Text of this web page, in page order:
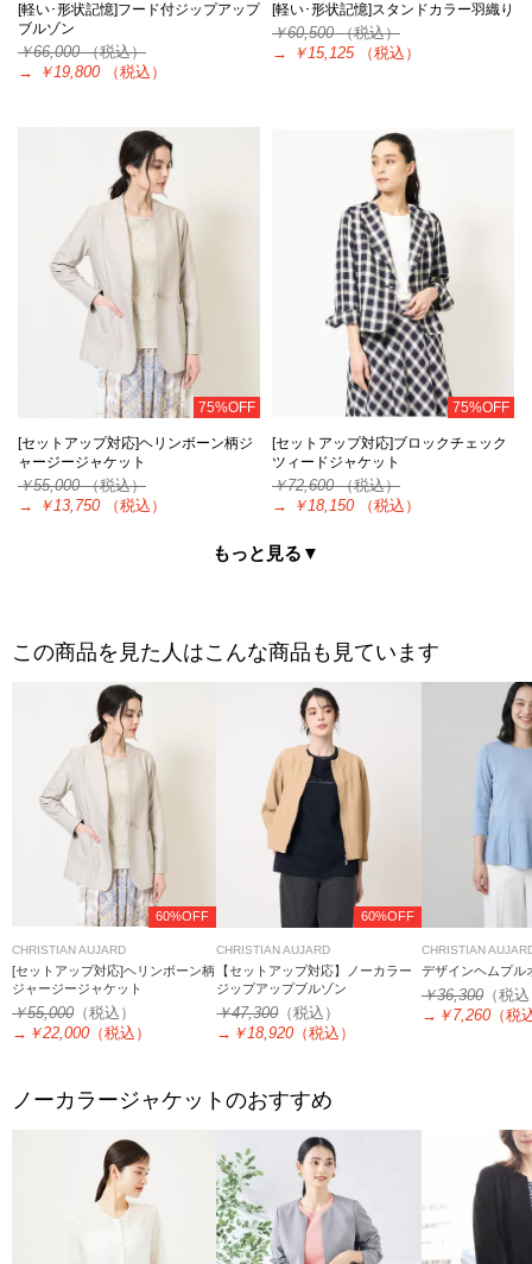
[軽い･形状記憶]フード付ジップアップ
ブルゾン
￥66,000（税込）
→
￥19,800 （税込）
[軽い･形状記憶]スタンドカラー羽織り
￥60,500（税込）
→
￥15,125 （税込）
75%OFF
[セットアップ対応]ヘリンボーン柄ジ
ャージージャケット
￥55,000（税込）
→
￥13,750 （税込）
75%OFF
[セットアップ対応]ブロックチェック
ツィードジャケット
￥72,600（税込）
→
￥18,150 （税込）
もっと見る▼
この商品を見た人はこんな商品も見ています
60%OFF
CHRISTIAN AUJARD
[セットアップ対応]ヘリンボーン柄
ジャージージャケット
￥55,000 （税込）
→ ￥22,000 （税込）
60%OFF
CHRISTIAN AUJARD
【セットアップ対応】ノーカラー
ジップアップブルゾン
￥47,300（税込）
→ ￥18,920 （税込）
CHRISTIAN
デザインヘムプル
￥36,300（税
→ ￥7,260（税
ノーカラージャケットのおすすめ